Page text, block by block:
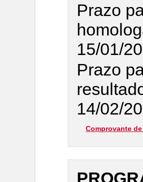
Prazo
15/01/
Prazo
14/02/
Comprovante